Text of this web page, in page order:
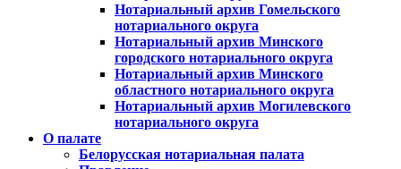
Нотариальный архив Гомельского
нотариального округа
Нотариальный архив Минского
городского нотариального округа
Нотариальный архив Минского
областного нотариального округа
Нотариальный архив Могилевского
нотариального округа
О палате
Белорусская нотариальная палата